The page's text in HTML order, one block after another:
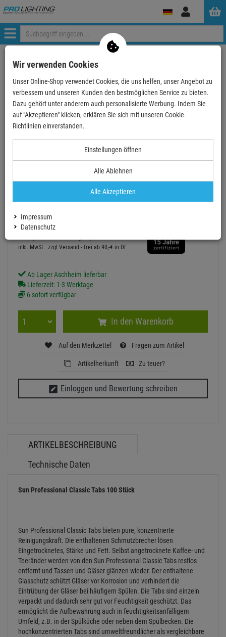
Anmelden
Menü
Weiter einkaufen ProLighting
Sun Professional Classic Tabs 100 Stück Reiniger…
Sun Professional Classic Tabs 100 Stück
Reinigertabs
DIV8710447466919
Finanzierung ab0,89 EUR/ Monat
UVP:25,05€2
statt:
jetzt:16,
inkl. MwSt. zzgl Versand - frei ab 90,-€ in DE
Ab Lager Aschheim lieferbar
Lieferzeit: 1-3 Werktage
6 sofort verfügbar
In den Warenkorb
Auf den Merkzettel Fragen zum Artikel
Artikelherkunft Zu teuer?
Einloggen und Bewertung schreiben
ARTIKELBESCHREIBUNG
Technische Daten
Sun Professional Classic Tabs 100 Stück
Sun Professional Classic Tabs bieten pure, konzentrierte
Reinigungskraft. Die enthaltenen Schmutzbrecher lösen
Eingetrocknetes, Stärke und Fett. Selbst angetrocknete Kaffee- und
Teeränder werden von den Sun Professional Classic Tabs restlos
entfernt und Tassen und Gläser glänzen wieder. Der enthaltene
Glasschutz schützt Gläser vor Korrosion und verhindert die
Eintrübung der Gläser bei häufigem Spülen. Die Tabs sind einzeln
verpackt und dadurch sehr gut vor Feuchtigkeit geschützt. Das
ermöglicht die Aufbewahrung auch in feuchtigkeitsanfälligem
Umfeld, z.B. in der Spülküche oder neben dem Spülbecken. Die
hochkonzentrierten Tabs sind umweltfreundlicher als vergleichbare
Wir verwenden Cookies
Unser Online-Shop verwendet Cookies, die uns helfen, unser Angebot zu
verbessern und unseren Kunden den bestmöglichen Service zu bieten.
Dazu gehört unter anderem auch personalisierte Werbung. Indem Sie
auf "Akzeptieren" klicken, erklären Sie sich mit unseren Cookie-
Richtlinien einverstanden.
Einstellungen öffnen
Alle Ablehnen
Alle Akzeptieren
Impressum
Datenschutz